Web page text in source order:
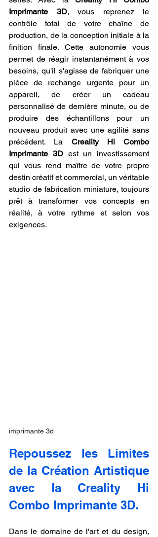
Imprimante 3D, vous reprenez le
contrôle total de votre chaîne de
production, de la conception initiale à la
finition finale. Cette autonomie vous
permet de réagir instantanément à vos
besoins, qu'il s'agisse de fabriquer une
pièce de rechange urgente pour un
appareil, de créer un cadeau
personnalisé de dernière minute, ou de
produire des échantillons pour un
nouveau produit avec une agilité sans
précédent. La Creality Hi Combo
Imprimante 3D est un investissement
qui vous rend maître de votre propre
destin créatif et commercial, un véritable
studio de fabrication miniature, toujours
prêt à transformer vos concepts en
réalité, à votre rythme et selon vos
exigences.
imprimante 3d
Repoussez les Limites
de la Création Artistique
avec la Creality Hi
Combo Imprimante 3D.
Dans le domaine de l'art et du design,